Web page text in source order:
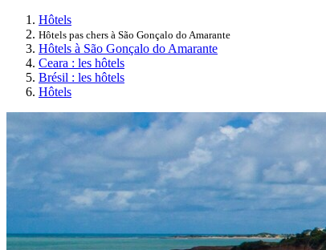
Hôtels
Hôtels pas chers à São Gonçalo do Amarante
Hôtels à São Gonçalo do Amarante
Ceara : les hôtels
Brésil : les hôtels
Hôtels